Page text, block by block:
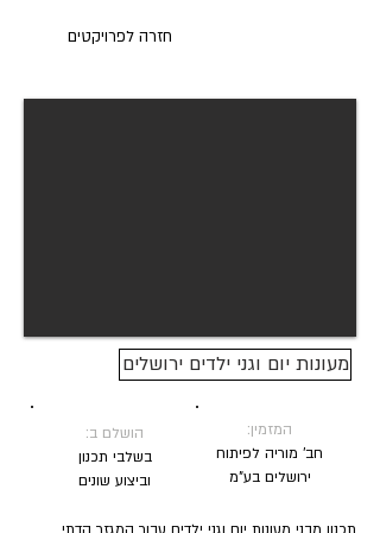
חזרה לפרויקטים
הושלם ב:
בשלבי תכנון
וביצוע שונים
המזמין:
חב' מוריה לפיתוח
ירושלים בע"מ
מעונות יום וגני ילדים ירושלים